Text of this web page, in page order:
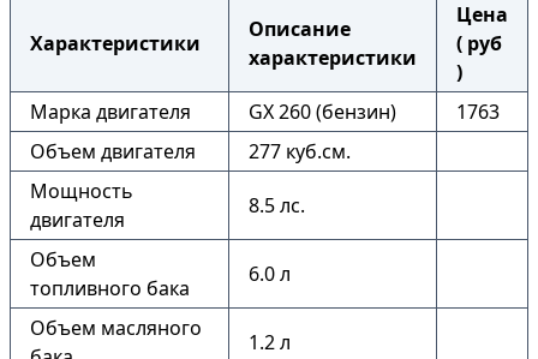
Характеристики
Описание
характеристики
Цена
( руб
)
Марка двигателя
GX 260 (бензин)
1763
Объем двигателя
277 куб.см.
Мощность
двигателя
8.5 лс.
Объем
топливного бака
6.0 л
Объем масляного
1.2 л